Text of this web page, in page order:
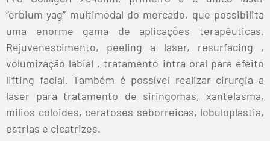
“erbium yag” multimodal do mercado, que possibilita
uma enorme gama de aplicações terapêuticas.
Rejuvenescimento, peeling a laser, resurfacing ,
volumização labial , tratamento intra oral para efeito
lifting facial. Também é possível realizar cirurgia a
laser para tratamento de siringomas, xantelasma,
milios coloides, ceratoses seborreicas, lobuloplastia,
estrias e cicatrizes.